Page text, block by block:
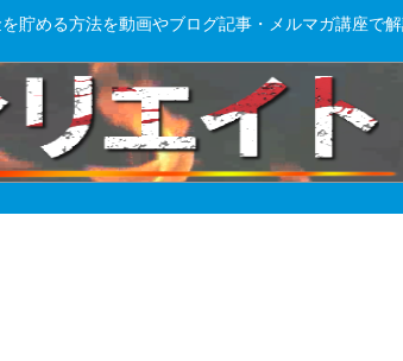
貯める方法を動画やブログ記事・メルマガ講座で解